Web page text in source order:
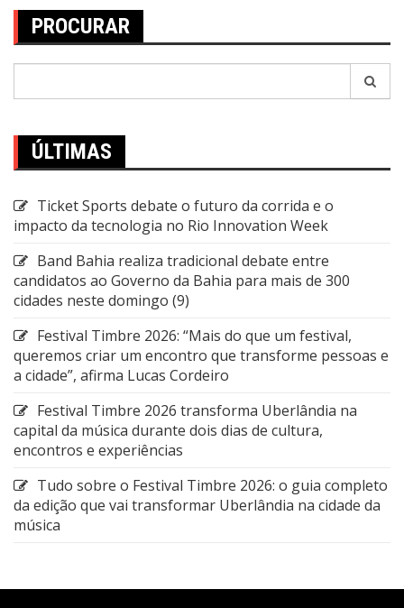
PROCURAR
ÚLTIMAS
Ticket Sports debate o futuro da corrida e o
impacto da tecnologia no Rio Innovation Week
Band Bahia realiza tradicional debate entre
candidatos ao Governo da Bahia para mais de 300
cidades neste domingo (9)
Festival Timbre 2026: “Mais do que um festival,
queremos criar um encontro que transforme pessoas e
a cidade”, afirma Lucas Cordeiro
Festival Timbre 2026 transforma Uberlândia na
capital da música durante dois dias de cultura,
encontros e experiências
Tudo sobre o Festival Timbre 2026: o guia completo
da edição que vai transformar Uberlândia na cidade da
música